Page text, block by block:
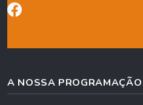
A NOSSA PROGRAMAÇÃO